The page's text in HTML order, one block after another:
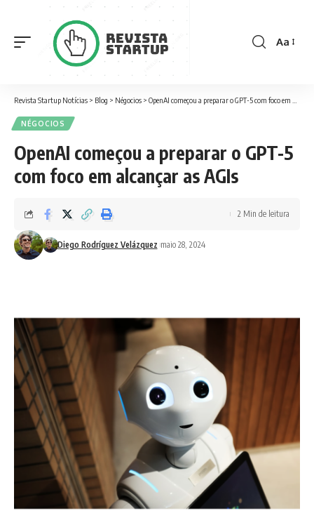
Font
Aa
Revista Startup Notícias > Blog > Négocios > OpenAI começou a preparar o GPT-5 com foco em alcançar as AGIs
NÉGOCIOS
OpenAI começou a preparar o GPT-5
com foco em alcançar as AGIs
Diego Rodríguez Velázquez maio 28, 2024
2 Min de leitura